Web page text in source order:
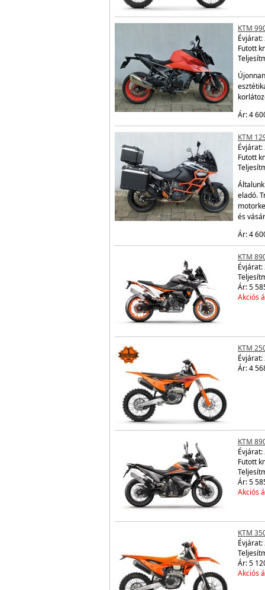
KTM
Évjárat:
Futott
Ár: 4
KTM
Évjárat:
Futott
eladó.
és
Ár: 4
KTM
Évjárat:
Ár: 5
Akciós
KTM
Évjárat:
Ár: 4
KTM
Évjárat:
Futott
Ár: 5
Akciós
KTM
Évjárat:
Ár: 5
Akciós